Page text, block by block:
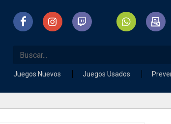
Juegos Nuevos Juegos Usados